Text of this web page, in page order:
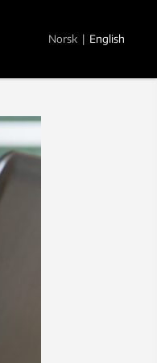
Norsk | English